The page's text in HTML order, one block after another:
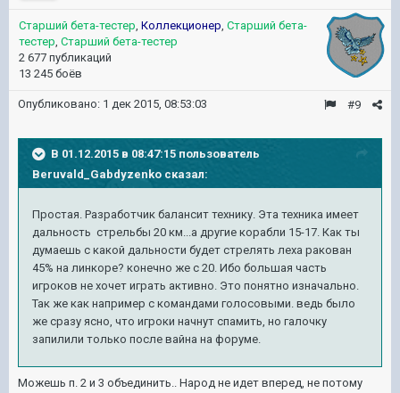
Старший бета-тестер, Коллекционер, Старший бета-
тестер, Старший бета-тестер
2 677 публикаций
13 245 боёв
#9
Опубликовано: 1 дек 2015, 08:53:03
В 01.12.2015 в 08:47:15 пользователь
Beruvald_Gabdyzenko сказал:
Простая. Разработчик балансит технику. Эта техника имеет
дальность стрельбы 20 км...а другие корабли 15-17. Как ты
думаешь с какой дальности будет стрелять леха ракован
45% на линкоре? конечно же с 20. Ибо большая часть
игроков не хочет играть активно. Это понятно изначально.
Так же как например с командами голосовыми. ведь было
же сразу ясно, что игроки начнут спамить, но галочку
запилили только после вайна на форуме.
Можешь п. 2 и 3 объединить.. Народ не идет вперед, не потому